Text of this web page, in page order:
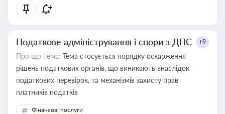
Податкове адміністрування і спори з ДПС +9
Про що тема: Тема стосується порядку оскарження
рішень податкових органів, що виникають внаслідок
податкових перевірок, та механізмів захисту прав
платників податків
Фінансові послуги